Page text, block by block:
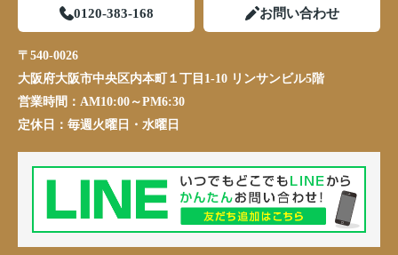
0120-383-168 お問い合わせ
〒540-0026
大阪府大阪市中央区内本町１丁目1-10 リンサンビル5階
営業時間： AM10:00～PM6:30
定休日： 毎週火曜日・水曜日